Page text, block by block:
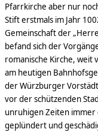
Pfarrkirche aber nur
Stift erstmals im Jahr
Gemeinschaft der
befand sich der
romanische Kirche, weit
am heutigen
der Würzburger
vor der schützenden
unruhigen Zeiten
geplündert und